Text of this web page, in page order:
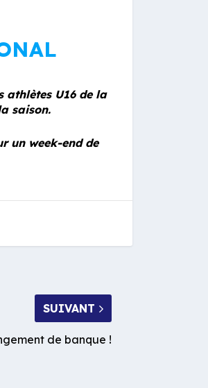
athlètes U16 de la
saison.
un week-end de
SUIVANT
de banque !